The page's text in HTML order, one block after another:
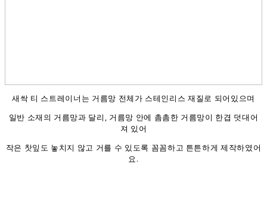
새싹 티 스트레이너는 거름망 전체가 스테인리스 재질로 되어있으며
일반 소재의 거름망과 달리, 거름망 안에 촘촘한 거름망이 한겹 덧대어
져 있어
작은 찻잎도 놓치지 않고 거를 수 있도록 꼼꼼하고 튼튼하게 제작하였어
요.